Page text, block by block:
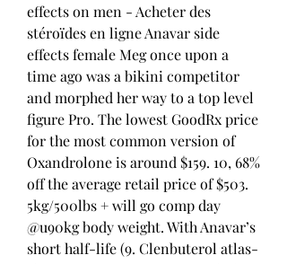
effects on men - Acheter des
stéroïdes en ligne Anavar side
effects female Meg once upon a
time ago was a bikini competitor
and morphed her way to a top level
figure Pro. The lowest GoodRx price
for the most common version of
Oxandrolone is around $159. 10, 68%
off the average retail price of $503.
5kg/500lbs + will go comp day
@u90kg body weight. With Anavar’s
short half-life (9. Clenbuterol atlas-